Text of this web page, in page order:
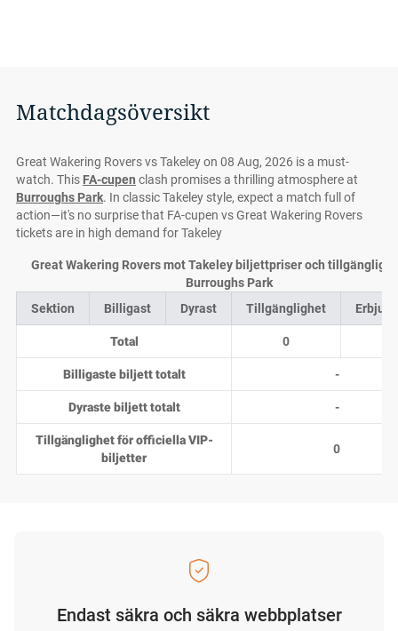
Matchdagsöversikt
Great Wakering Rovers vs Takeley on 08 Aug, 2026 is a must-
watch. This FA-cupen clash promises a thrilling atmosphere at
Burroughs Park. In classic Takeley style, expect a match full of
action—it's no surprise that FA-cupen vs Great Wakering Rovers
tickets are in high demand for Takeley
Sektion Billigast Dyrast Tillgänglighet
Total 0
Billigaste biljett totalt -
Dyraste biljett totalt -
Tillgänglighet för officiella VIP-
biljetter
0
Great Wakering Rovers mot Takeley biljettpriser och
Burroughs Park
Endast säkra och säkra webbplatser